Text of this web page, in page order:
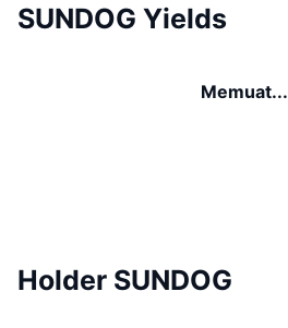
SUNDOG Yields
Memuat...
Holder SUNDOG